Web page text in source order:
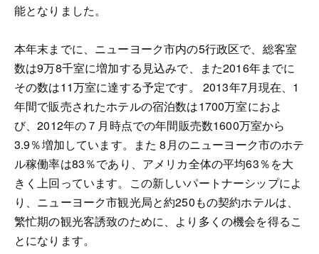
能となりました。
本年末までに、ニューヨーク市内の5行政区で、総客室
数は9万8千室に増加する見込みで、また2016年までに
その数は11万室に達する予定です。 2013年7月現在、1
年間で販売されたホテルの宿泊数は1700万室におよ
び、2012年の７月時点での年間販売数1600万室から
3.9％増加しています。また 8月のニューヨーク市のホテ
ル稼働率は83％であり、アメリカ全体の平均63％を大
きく上回っています。この新しいパートナーシップによ
り、ニューヨーク市観光局と約250もの契約ホテルは、
繁忙期の観光客誘致のために、より多くの機会を得るこ
とになります。